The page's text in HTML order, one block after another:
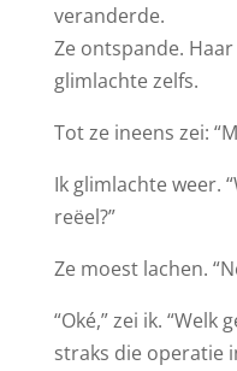
veranderde.
Ze ontspande.
glimlachte zelfs.
Tot ze ineens zei:
Ik glimlachte weer.
reëel?”
Ze moest lachen.
“Oké,” zei ik. “Welk
straks die operatie